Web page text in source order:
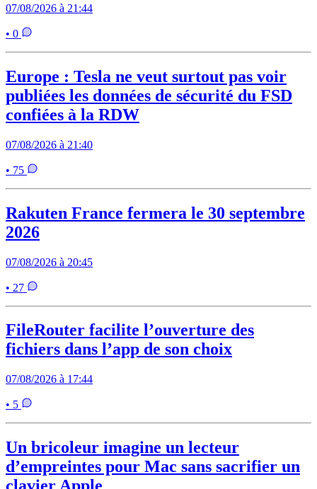
07/08/2026 à 21:44
• 0
Europe : Tesla ne veut surtout pas voir
publiées les données de sécurité du FSD
confiées à la RDW
07/08/2026 à 21:40
• 75
Rakuten France fermera le 30 septembre
2026
07/08/2026 à 20:45
• 27
FileRouter facilite l’ouverture des
fichiers dans l’app de son choix
07/08/2026 à 17:44
• 5
Un bricoleur imagine un lecteur
d’empreintes pour Mac sans sacrifier un